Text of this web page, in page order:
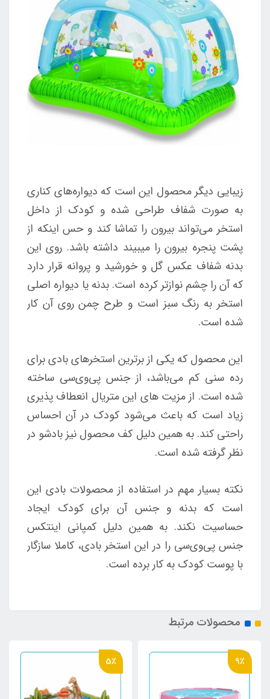
زیبایی دیگر محصول این است که دیواره‌های کناری
به صورت شفاف طراحی شده و کودک از داخل
استخر می‌تواند بیرون را تماشا کند و حس اینکه از
پشت پنجره بیرون را میبیند داشته باشد. روی این
بدنه شفاف عکس گل و خورشید و پروانه قرار دارد
که آن را چشم نوازتر کرده است. بدنه یا دیواره اصلی
استخر به رنگ سبز است و طرح چمن روی آن کار
شده است.
این محصول که یکی از برترین استخرهای بادی برای
رده سنی کم می‌باشد، از جنس پی‌وی‌سی ساخته
شده است. از مزیت های این متریال انعطاف پذیری
زیاد است که باعث می‌شود کودک در آن احساس
راحتی کند. به همین دلیل کف محصول نیز بادشو در
نظر گرفته شده است.
نکته بسیار مهم در استفاده از محصولات بادی این
است که بدنه و جنس آن برای کودک ایجاد
حساسیت نکند. به همین دلیل کمپانی اینتکس
جنس پی‌وی‌سی را در این استخر بادی، کاملا سازگار
با پوست کودک به کار برده است.
محصولات مرتبط
9٪ 5٪